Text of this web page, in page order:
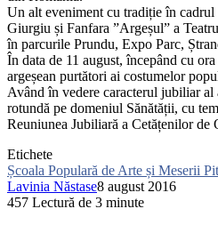
Un alt eveniment cu tradiție în cadrul
Giurgiu și Fanfara ”Argeșul” a
în parcurile Prundu, Expo Parc,
În data de 11 august,începând cu
argeșean purtători ai costumelor
Având în vedere caracterul jubiliar al
rotundă pe domeniul Sănătății, cu
Reuniunea Jubiliară a Cetățenilor de
Etichete
Școala Populară de Arte și Meserii
Lavinia Năstase8 august 2016
457 Lectură de 3 minute